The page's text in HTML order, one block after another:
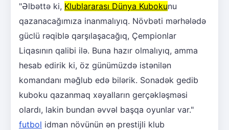
"Əlbəttə ki, Klublararası Dünya Kubokunu
qazanacağımıza inanmalıyıq. Növbəti mərhələdə
güclü rəqiblə qarşılaşacağıq, Çempionlar
Liqasının qalibi ilə. Buna hazır olmalıyıq, amma
hesab edirik ki, öz günümüzdə istənilən
komandanı məğlub edə bilərik. Sonadək gedib
kuboku qazanmaq xəyalların gerçəkləşməsi
olardı, lakin bundan əvvəl başqa oyunlar var."
futbol idman növünün ən prestijli klub